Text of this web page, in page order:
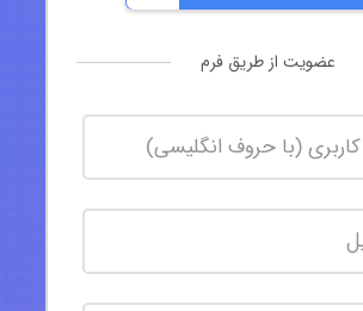
عضویت از طریق فرم